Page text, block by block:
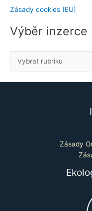
Zásady cookies (EU)
Výběr inzerce
Zásady